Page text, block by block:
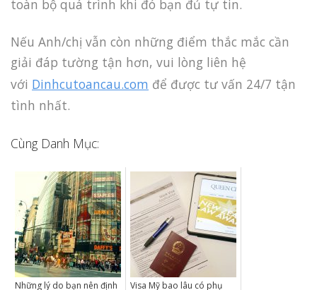
toàn bộ quá trình khi đó bạn đủ tự tin.
Nếu Anh/chị vẫn còn những điểm thắc mắc cần
giải đáp tường tận hơn, vui lòng liên hệ
với Dinhcutoancau.com để được tư vấn 24/7 tận
tình nhất.
Cùng Danh Mục:
Những lý do bạn nên định
Visa Mỹ bao lâu có phụ